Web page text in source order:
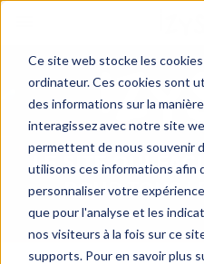
Ce site web stocke les
ordinateur. Ces cookies sont
des informations sur la
interagissez avec notre site
permettent de nous souvenir
utilisons ces informations afin
personnaliser votre
que pour l'analyse et les
nos visiteurs à la fois sur ce
supports. Pour en savoir plus